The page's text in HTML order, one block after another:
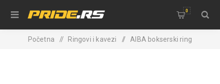
0
Početna / Ringovi i kavezi / AIBA bokserski ring